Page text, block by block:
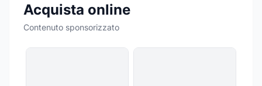
Acquista online
Contenuto sponsorizzato